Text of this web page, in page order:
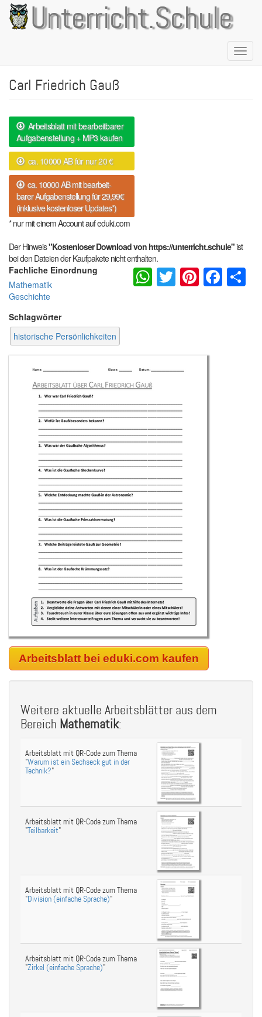
Direkt
zum
Inhalt
Unterricht.Schule
Carl Friedrich Gauß
Arbeitsblatt mit bearbeitbarer
Aufgabenstellung + MP3 kaufen
ca. 10000 AB für nur 20 €
ca. 10000 AB mit bearbeit-
barer Aufgabenstellung für 29,99€
(inklusive kostenloser Updates*)
* nur mit einem Account auf eduki.com
Der Hinweis"Kostenloser Download von https://unterricht.schule"ist
bei den Dateien der Kaufpakete nicht enthalten.
Fachliche Einordnung
Mathematik
Geschichte
Schlagwörter
historische Persönlichkeiten
WhatsApp
Twitter
Arbeitsblatt bei eduki.com kaufen
Weitere aktuelle Arbeitsblätter aus dem
Bereich Mathematik:
Arbeitsblatt mit QR-Code zum Thema
"Warum ist ein Sechseck gut in der
Technik?"
Arbeitsblatt mit QR-Code zum Thema
"Teilbarkeit"
Arbeitsblatt mit QR-Code zum Thema
"Division (einfache Sprache)"
Arbeitsblatt mit QR-Code zum Thema
"Zirkel (einfache Sprache)"